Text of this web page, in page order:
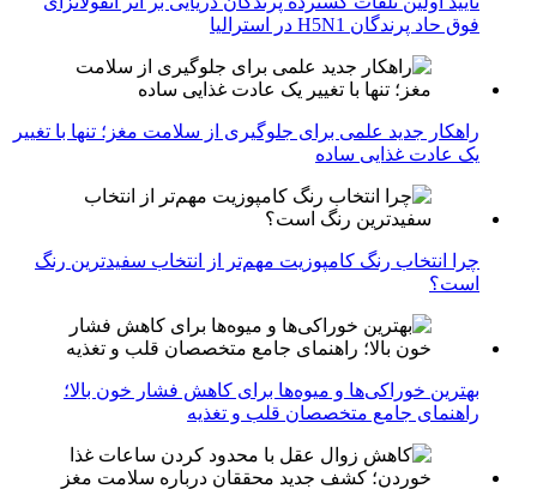
فوق حاد پرندگان H5N1 در استرالیا
راهکار جدید علمی برای جلوگیری از سلامت مغز؛ تنها با تغییر
یک عادت غذایی ساده
چرا انتخاب رنگ کامپوزیت مهم‌تر از انتخاب سفیدترین رنگ
است؟
بهترین خوراکی‌ها و میوه‌ها برای کاهش فشار خون بالا؛
راهنمای جامع متخصصان قلب و تغذیه